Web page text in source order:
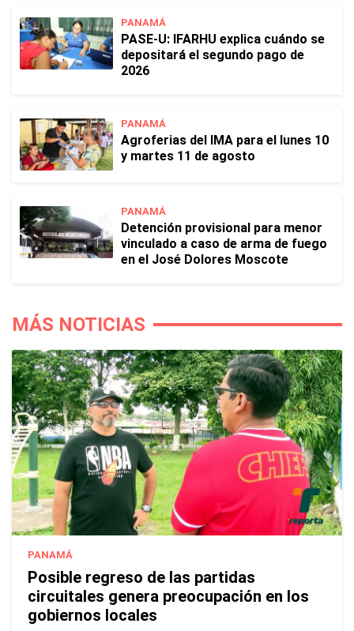
PANAMÁ
PASE-U: IFARHU explica cuándo se
depositará el segundo pago de
2026
PANAMÁ
Agroferias del IMA para el lunes 10
y martes 11 de agosto
PANAMÁ
Detención provisional para menor
vinculado a caso de arma de fuego
en el José Dolores Moscote
MÁS NOTICIAS
PANAMÁ
Posible regreso de las partidas
circuitales genera preocupación en los
gobiernos locales